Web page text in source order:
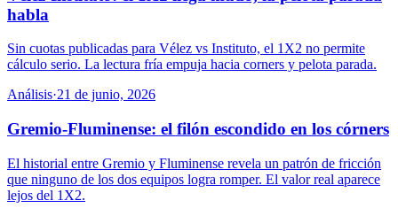
habla
Sin cuotas publicadas para Vélez vs Instituto, el 1X2 no permite
cálculo serio. La lectura fría empuja hacia corners y pelota parada.
Análisis·21 de junio, 2026
Gremio-Fluminense: el filón escondido en los córners
El historial entre Gremio y Fluminense revela un patrón de fricción
que ninguno de los dos equipos logra romper. El valor real aparece
lejos del 1X2.